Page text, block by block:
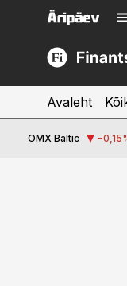
Avaleht
OMX Baltic −0,15